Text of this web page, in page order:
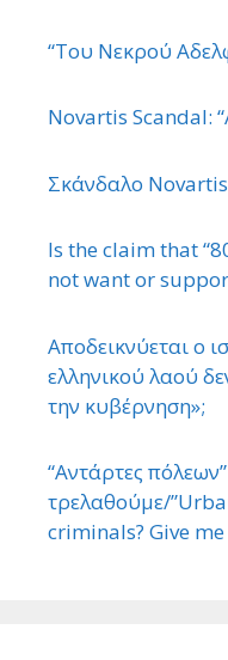
“Του Νεκρού
Novartis Scandal:
Σκάνδαλο
Is the claim that
not want or
Αποδεικνύεται ο
ελληνικού λαού
την κυβέρνηση»;
“Αντάρτες
τρελαθούμε/
criminals? Give